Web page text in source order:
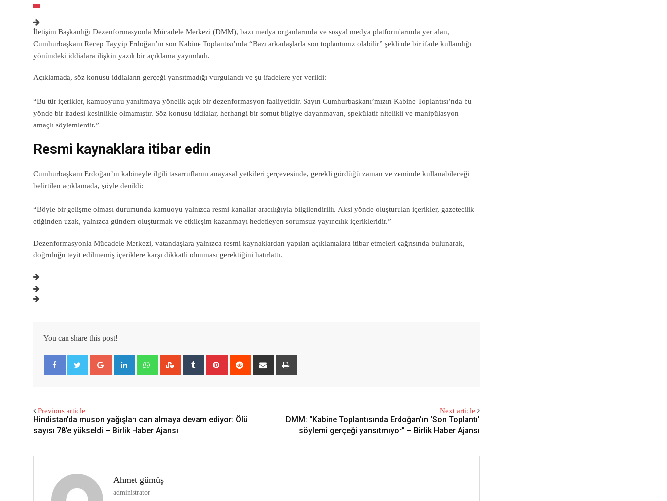
İletişim Başkanlığı Dezenformasyonla Mücadele Merkezi (DMM), bazı medya organlarında ve sosyal medya platformlarında yer alan,
Cumhurbaşkanı Recep Tayyip Erdoğan’ın son Kabine Toplantısı’nda “Bazı arkadaşlarla son toplantımız olabilir” şeklinde bir ifade kullandığı
yönündeki iddialara ilişkin yazılı bir açıklama yayımladı.
Açıklamada, söz konusu iddiaların gerçeği yansıtmadığı vurgulandı ve şu ifadelere yer verildi:
“Bu tür içerikler, kamuoyunu yanıltmaya yönelik açık bir dezenformasyon faaliyetidir. Sayın Cumhurbaşkanı’mızın Kabine Toplantısı’nda bu
yönde bir ifadesi kesinlikle olmamıştır. Söz konusu iddialar, herhangi bir somut bilgiye dayanmayan, spekülatif nitelikli ve manipülasyon
amaçlı söylemlerdir.”
Resmi kaynaklara itibar edin
Cumhurbaşkanı Erdoğan’ın kabineyle ilgili tasarruflarını anayasal yetkileri çerçevesinde, gerekli gördüğü zaman ve zeminde kullanabileceği
belirtilen açıklamada, şöyle denildi:
“Böyle bir gelişme olması durumunda kamuoyu yalnızca resmi kanallar aracılığıyla bilgilendirilir. Aksi yönde oluşturulan içerikler, gazetecilik
etiğinden uzak, yalnızca gündem oluşturmak ve etkileşim kazanmayı hedefleyen sorumsuz yayıncılık içerikleridir.”
Dezenformasyonla Mücadele Merkezi, vatandaşlara yalnızca resmi kaynaklardan yapılan açıklamalara itibar etmeleri çağrısında bulunarak,
doğruluğu teyit edilmemiş içeriklere karşı dikkatli olunması gerektiğini hatırlattı.
You can share this post!
Email
Previous article
Hindistan’da muson yağışları can almaya devam ediyor: Ölü
sayısı 78’e yükseldi – Birlik Haber Ajansı
Next article
DMM: “Kabine Toplantısında Erdoğan’ın ‘Son Toplantı’
söylemi gerçeği yansıtmıyor” – Birlik Haber Ajansı
Ahmet gümüş
administrator